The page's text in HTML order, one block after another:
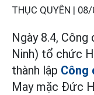
THỤC QUYÊN | 08/
Ngày 8.4,
Ninh) tổ chức
thành lập Công
May mặc Đức